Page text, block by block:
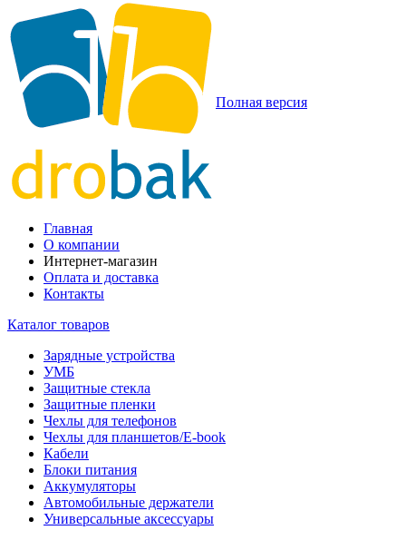
Полная версия
Главная
О компании
Интернет-магазин
Оплата и доставка
Контакты
Каталог товаров
Зарядные устройства
УМБ
Защитные стекла
Защитные пленки
Чехлы для телефонов
Чехлы для планшетов/E-book
Кабели
Блоки питания
Аккумуляторы
Автомобильные держатели
Универсальные аксессуары